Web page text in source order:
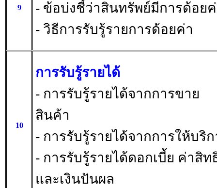
9
- ข้อบ่งชี้ว่าสินทรัพย์มีการด้อย
- วิธีการรับรู้รายการด้อยค่า
10
การรับรู้รายได้
- การรับรู้รายได้จากการขาย
สินค้า
- การรับรู้รายได้จากการให้บริ
- การรับรู้รายได้ดอกเบี้ย ค่าสิท
และเงินปันผล